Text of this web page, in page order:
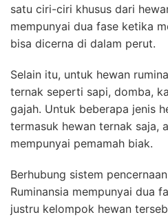
satu ciri-ciri khusus dari
mempunyai dua fase ketika
bisa dicerna di dalam perut.
Selain itu, untuk hewan
ternak seperti sapi, domba,
gajah. Untuk beberapa jenis
termasuk hewan ternak saja,
mempunyai pemamah biak.
Berhubung sistem
Ruminansia mempunyai dua
justru kelompok hewan